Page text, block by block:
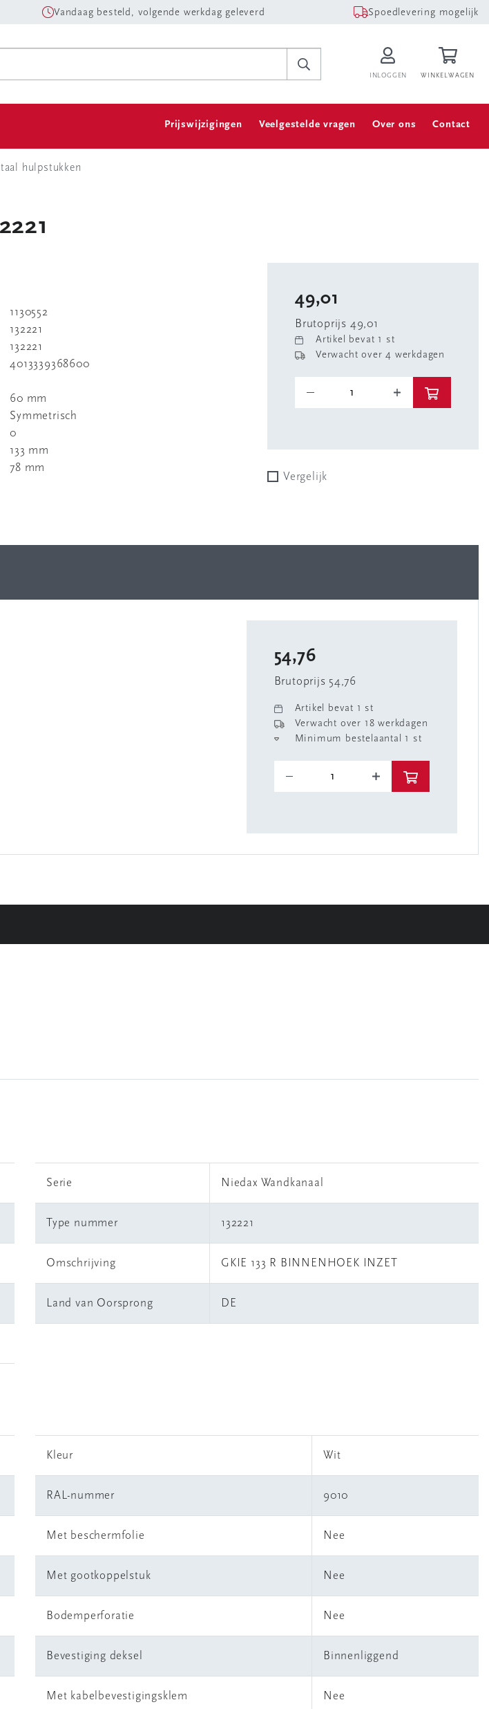
Vandaag besteld, volgende werkdag geleverd Spoedlevering mogelijk
INLOGGEN WINKELWAGEN
Prijswijzigingen Veelgestelde vragen Over ons Contact
hulpstukken
1130552
132221
132221
4013339368600
60 mm
Symmetrisch
0
133 mm
78 mm
49,01
Brutoprijs 49,01
Artikel bevat 1 st
Verwacht over 4 werkdagen
Vergelijk
54,76
Brutoprijs 54,76
Artikel bevat 1 st
Verwacht over 18 werkdagen
Minimum bestelaantal 1 st
Serie Niedax Wandkanaal
Type nummer 132221
Omschrijving GKIE 133 R BINNENHOEK INZET
Land van Oorsprong DE
Kleur Wit
RAL-nummer 9010
Met beschermfolie Nee
Met gootkoppelstuk Nee
Bodemperforatie Nee
Bevestiging deksel Binnenliggend
Met kabelbevestigingsklem Nee